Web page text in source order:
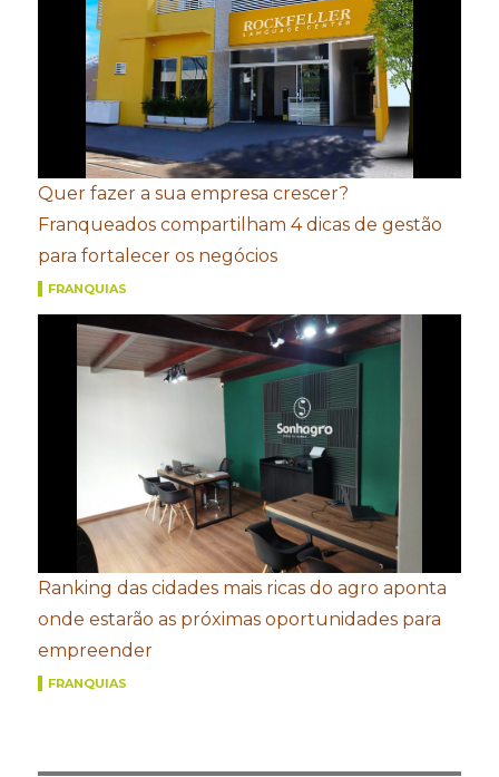
Quer fazer a sua empresa crescer?
Franqueados compartilham 4 dicas de gestão
para fortalecer os negócios
FRANQUIAS
Ranking das cidades mais ricas do agro aponta
onde estarão as próximas oportunidades para
empreender
FRANQUIAS